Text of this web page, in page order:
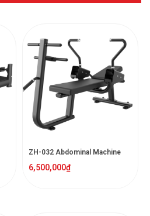
ZH-032 Abdominal Machine
6,500,000₫